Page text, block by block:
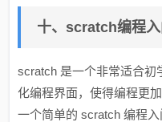
十、scratch编程入
scratch 是一个非常适合初
化编程界面，使得编程更
一个简单的 scratch 编程入